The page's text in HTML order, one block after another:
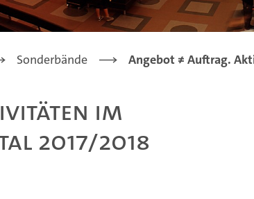
Sonderbände Angebot ≠ Auftrag.
im
2017/2018